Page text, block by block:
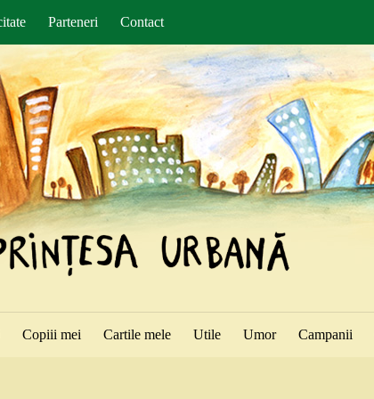
Parteneri Contact
Copiii mei Cartile mele Utile Umor Campanii